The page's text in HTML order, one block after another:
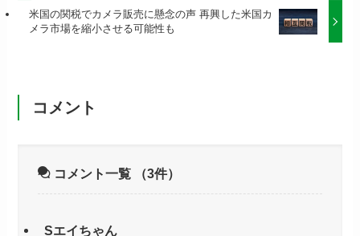
米国の関税でカメラ販売に懸念の声 再興した米国カ
メラ市場を縮小させる可能性も
コメント
コメント一覧 （3件）
Sエイちゃん